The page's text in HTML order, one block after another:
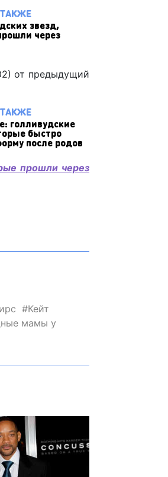
звезд,
через
от предыдущий
голливудские
быстро
после родов
прошли через
Кейт
мамы у